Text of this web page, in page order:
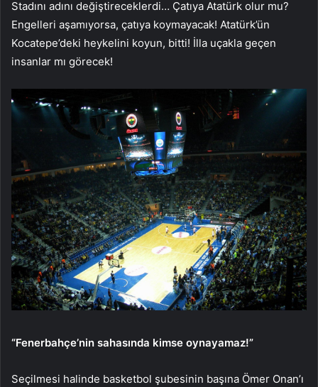
Stadını adını değiştireceklerdi… Çatıya Atatürk olur mu?
Engelleri aşamıyorsa, çatıya koymayacak! Atatürk’ün
Kocatepe’deki heykelini koyun, bitti! İlla uçakla geçen
insanlar mı görecek!
“Fenerbahçe’nin sahasında kimse oynayamaz!”
Seçilmesi halinde basketbol şubesinin başına Ömer Onan’ı